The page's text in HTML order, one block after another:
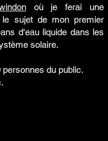
où je ferai une
le sujet de mon premier
d'eau liquide dans les
solaire.
personnes du public.